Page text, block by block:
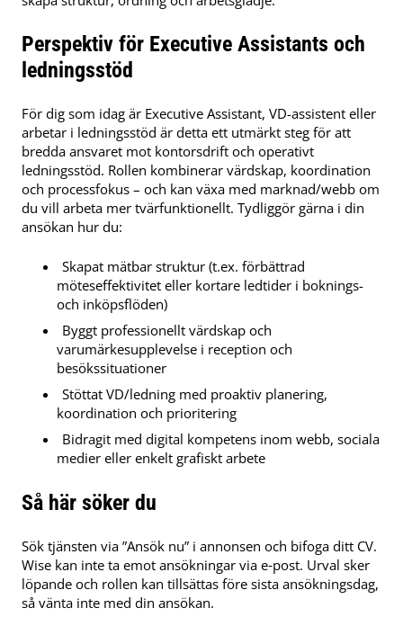
Perspektiv för Executive Assistants och
ledningsstöd
För dig som idag är Executive Assistant, VD-assistent eller
arbetar i ledningsstöd är detta ett utmärkt steg för att
bredda ansvaret mot kontorsdrift och operativt
ledningsstöd. Rollen kombinerar värdskap, koordination
och processfokus – och kan växa med marknad/webb om
du vill arbeta mer tvärfunktionellt. Tydliggör gärna i din
ansökan hur du:
Skapat mätbar struktur (t.ex. förbättrad
möteseffektivitet eller kortare ledtider i boknings-
och inköpsflöden)
Byggt professionellt värdskap och
varumärkesupplevelse i reception och
besökssituationer
Stöttat VD/ledning med proaktiv planering,
koordination och prioritering
Bidragit med digital kompetens inom webb, sociala
medier eller enkelt grafiskt arbete
Så här söker du
Sök tjänsten via ”Ansök nu” i annonsen och bifoga ditt CV.
Wise kan inte ta emot ansökningar via e‑post. Urval sker
löpande och rollen kan tillsättas före sista ansökningsdag,
så vänta inte med din ansökan.